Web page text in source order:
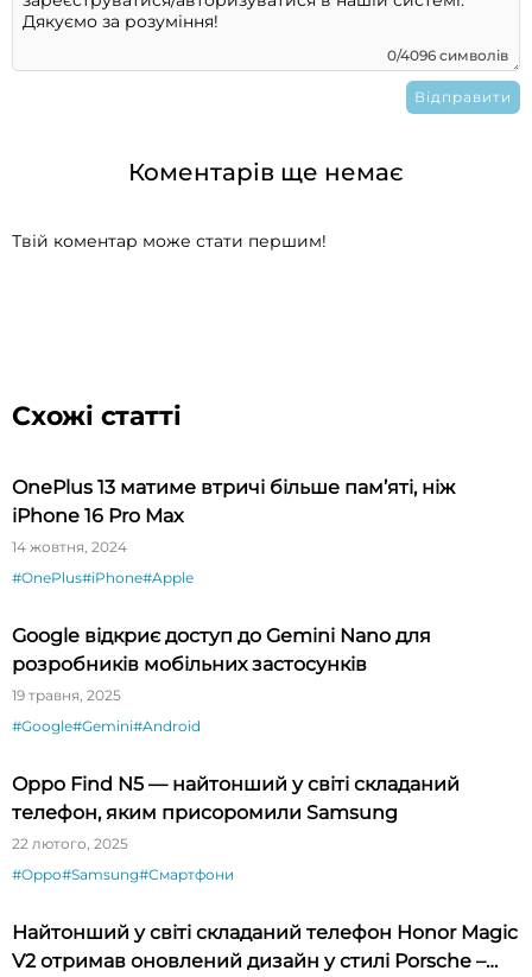
0/4096 символів
Коментарів ще немає
Твій коментар може стати першим!
Схожі статті
OnePlus 13 матиме втричі більше пам’яті, ніж
iPhone 16 Pro Max
14 жовтня, 2024
#OnePlus#iPhone#Apple
Google відкриє доступ до Gemini Nano для
розробників мобільних застосунків
19 травня, 2025
#Google#Gemini#Android
Oppo Find N5 — найтонший у світі складаний
телефон, яким присоромили Samsung
22 лютого, 2025
#Oppo#Samsung#Смартфони
Найтонший у світі складаний телефон Honor Magic
V2 отримав оновлений дизайн у стилі Porsche –